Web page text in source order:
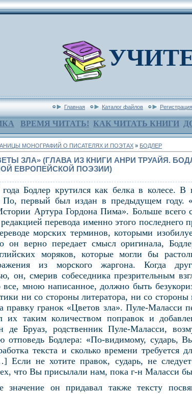
Главная Каталог файлов Регистрация
ВРЕМЯ ЧИТАТЬ! КАК ЧИТАТЬ КНИГИ
МОНОГРАФИЙ О ПИСАТЕЛЯХ И ПОЭТАХ » БОДЛЕР
ЗЛА» (ГЛАВА ИЗ КНИГИ АНРИ ТРУАЙЯ.
ЕВРОПЕЙСКОЙ ПОЭЗИИ)
Бодлер крутился как белка в колесе.
По, первый был издан в предыдущем году.
Артура Гордона Пима». Больше всего
перевода именно этого последнего
морских терминов, которыми
он верно передает смысл оригинала,
моряков, которые могли бы
из морского жаргона. Когда
он, смерив собеседника презрительным
все, мною написанное, должно быть
ни со стороны литератора, ни со
правку гранок «Цветов зла». Пуле-Маласси
их таким количеством поправок и
де Бруаз, родственник Пуле-Маласси,
отповедь Бодлера: «По-видимому, сударь,
текста и сколько времени требуется
Если не хотите правок, сударь, не
что Вы присылали нам, пока г-н Маласси
значение он придавал также тексту